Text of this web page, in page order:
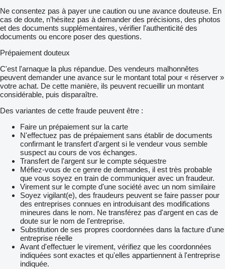
Ne consentez pas à payer une caution ou une avance douteuse. En
cas de doute, n’hésitez pas à demander des précisions, des photos
et des documents supplémentaires, vérifier l'authenticité des
documents ou encore poser des questions.
Prépaiement douteux
C'est l'arnaque la plus répandue. Des vendeurs malhonnêtes
peuvent demander une avance sur le montant total pour « réserver »
votre achat. De cette manière, ils peuvent recueillir un montant
considérable, puis disparaître.
Des variantes de cette fraude peuvent être :
Faire un prépaiement sur la carte
N'effectuez pas de prépaiement sans établir de documents
confirmant le transfert d'argent si le vendeur vous semble
suspect au cours de vos échanges.
Transfert de l'argent sur le compte séquestre
Méfiez-vous de ce genre de demandes, il est très probable
que vous soyez en train de communiquer avec un fraudeur.
Virement sur le compte d'une société avec un nom similaire
Soyez vigilant(e), des fraudeurs peuvent se faire passer pour
des entreprises connues en introduisant des modifications
mineures dans le nom. Ne transférez pas d'argent en cas de
doute sur le nom de l'entreprise.
Substitution de ses propres coordonnées dans la facture d'une
entreprise réelle
Avant d'effectuer le virement, vérifiez que les coordonnées
indiquées sont exactes et qu'elles appartiennent à l'entreprise
indiquée.